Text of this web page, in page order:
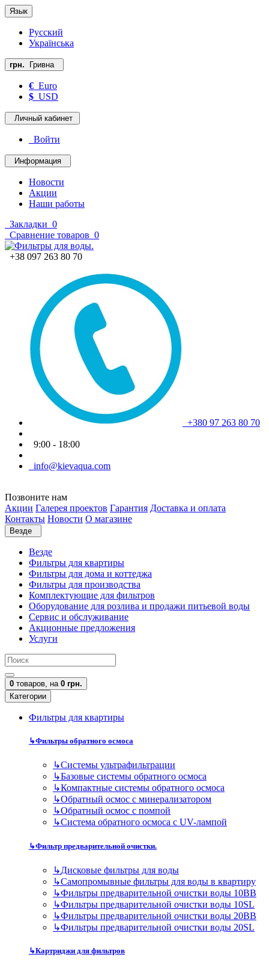
Язык
Русский
Українська
грн. Гривна
€ Euro
$ USD
Личный кабинет
Войти
Информация
Новости
Акции
Наши работы
Закладки 0
Сравнение товаров 0
+38 097 263 80 70
+380 97 263 80 70
9:00 - 18:00
info@kievaqua.com
Позвоните нам
Акции Галерея проектов Гарантия Доставка и оплата
Контакты Новости О магазине
Везде
Везде
Фильтры для квартиры
Фильтры для дома и коттеджа
Фильтры для производства
Комплектующие для фильтров
Оборудование для розлива и продажи питьевой воды
Сервис и обслуживание
Акционные предложения
Услуги
0 товаров, на 0 грн.
Категории
Фильтры для квартиры
↳Фильтры обратного осмоса
↳Cистемы ультрафильтрации
↳Базовые системы обратного осмоса
↳Компактные системы обратного осмоса
↳Обратный осмос с минерализатором
↳Обратный осмос с помпой
↳Система обратного осмоса с UV-лампой
↳Фильтр предварительной очистки.
↳Дисковые фильтры для воды
↳Самопромывные фильтры для воды в квартиру
↳Фильтры предварительной очистки воды 10BB
↳Фильтры предварительной очистки воды 10SL
↳Фильтры предварительной очистки воды 20BB
↳Фильтры предварительной очистки воды 20SL
↳Картриджи для фильтров